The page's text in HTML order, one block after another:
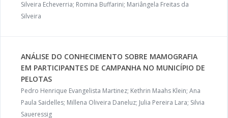
Silveira Echeverria; Romina Buffarini; Mariângela Freitas da
Silveira
ANÁLISE DO CONHECIMENTO SOBRE MAMOGRAFIA
EM PARTICIPANTES DE CAMPANHA NO MUNICÍPIO DE
PELOTAS
Pedro Henrique Evangelista Martinez; Kethrin Maahs Klein; Ana
Paula Saidelles; Millena Oliveira Daneluz; Julia Pereira Lara; Silvia
Saueressig